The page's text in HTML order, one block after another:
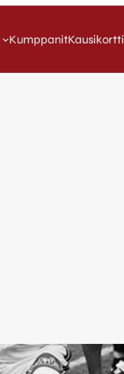
KumppanitKausikortti